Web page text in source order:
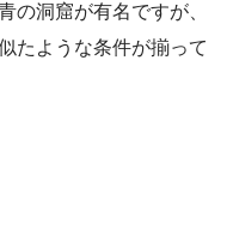
の洞窟が有名ですが、
たような条件が揃って